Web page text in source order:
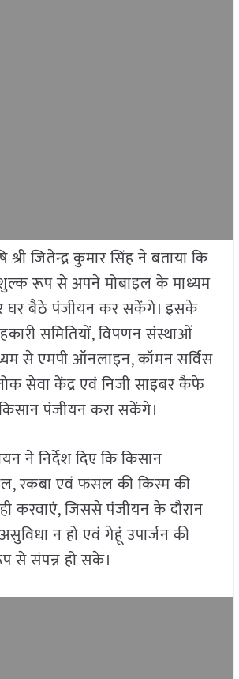
जितेन्द्र कुमार सिंह ने बताया कि
रूप से अपने मोबाइल के माध्यम
घर बैठे पंजीयन कर सकेंगे। इसके
समितियों, विपणन संस्थाओं
से एमपी ऑनलाइन, कॉमन सर्विस
सेवा केंद्र एवं निजी साइबर कैफे
पंजीयन करा सकेंगे।
ने निर्देश दिए कि किसान
रकबा एवं फसल की किस्म की
करवाएं, जिससे पंजीयन के दौरान
न हो एवं गेहूं उपार्जन की
से संपन्न हो सके।